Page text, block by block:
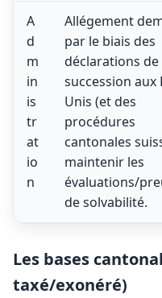
A
d
m
in
is
tr
at
io
n
Allégement
par le biais des
déclarations de
succession aux
Unis (et des
procédures
cantonales
maintenir les
évaluations/
de solvabilité.
Les bases
taxé/exonéré)